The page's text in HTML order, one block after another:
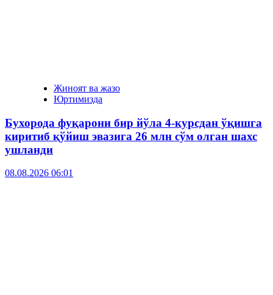
Жиноят ва жазо
Юртимизда
Бухорода фуқарони бир йўла 4-курсдан ўқишга
киритиб қўйиш эвазига 26 млн сўм олган шахс
ушланди
08.08.2026 06:01